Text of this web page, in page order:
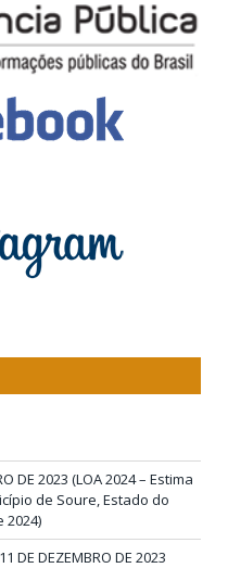
DE 2023 (LOA 2024 – Estima
de Soure, Estado do
2024)
DE DEZEMBRO DE 2023